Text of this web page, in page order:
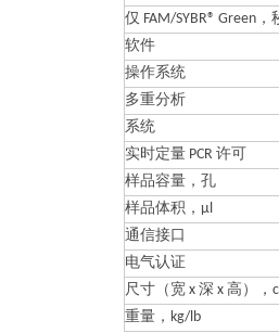
仅 FAM/SYBR® Green，
软件
操作系统
多重分析
系统
实时定量 PCR 许可
样品容量，孔
样品体积，µl
通信接口
电气认证
尺寸（宽 x 深 x 高），
重量，kg/lb